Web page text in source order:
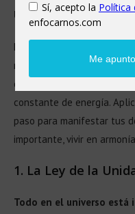
Universalespueden
Estas leyes son principios
nos rodea. Desde la
el poder de la acción, todo
constante de energía.
paso para manifestar tus
importante, vivir en
1. La Ley de la
Todo en el universo está